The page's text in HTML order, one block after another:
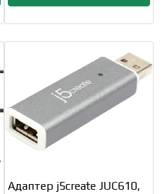
Адаптер j5create JUC610,